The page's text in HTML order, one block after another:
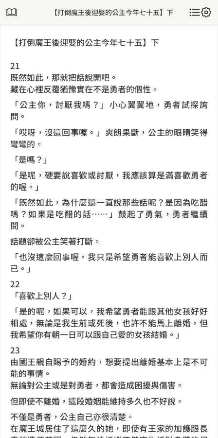
【打倒魔王後迎娶的公主今年七十五】下
【打倒魔王後迎娶的公主今年七十五】下
21
既然如此，那就把話說開吧。
藏在心裡反覆猶豫實在不是勇者的個性。
「公主你，討厭我嗎？」小心翼翼地，勇者試探詢
問。
「哎呀，沒這回事喔。」爽朗果斷，公主的眼睛笑得
彎彎的。
「是嗎？」
「是呢，硬要說喜歡或討厭，我應該算是滿喜歡勇者
的喔。」
「既然如此，為什麼還一直說那些話呢？是因為吃醋
嗎？如果是吃醋的話……」鼓起了勇氣，勇者繼續
問。
話題卻被公主笑著打斷。
「也沒這麼回事喔，我只是希望勇者能喜歡上別人而
已。」
22
「喜歡上別人？」
「是的呢，如果可以，我希望勇者能跟其他女孩好好
相處，無論是我生前或死後，也許不能馬上離婚，但
我希望你有朝一日可以跟自己愛的女孩結婚。」
23
由國王親自賜予的婚約，想要提出離婚基本上是不可
能的事情。
無論對公主或是對勇者，都會造成困擾與傷害。
但即使不離婚，這段婚姻能維持多久也不好說。
不僅是勇者，公主自己亦很清楚。
在魔王城居住了這麼久的她，即使有王家的加護跟長